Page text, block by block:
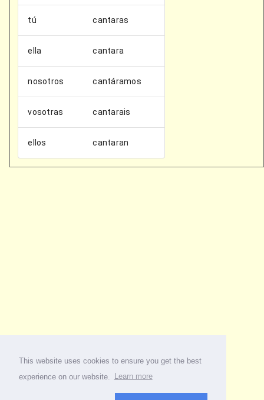
This website uses cookies to ensure you get the best
experience on our website.
Learn more